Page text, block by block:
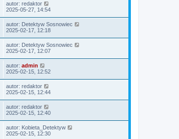
autor: redaktor
2025-05-27, 14:54
autor: Detektyw Sosnowiec
2025-02-17, 12:18
autor: Detektyw Sosnowiec
2025-02-17, 12:07
autor: admin
2025-02-15, 12:52
autor: redaktor
2025-02-15, 12:44
autor: redaktor
2025-02-15, 12:40
autor: Kobieta_Detektyw
2025-02-15, 12:30